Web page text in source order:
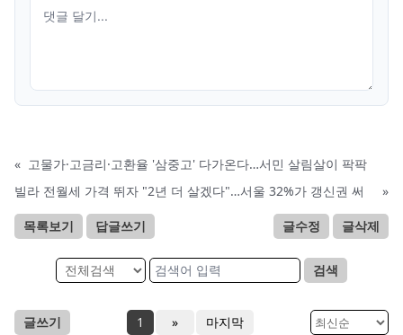
« 고물가·고금리·고환율 '삼중고' 다가온다…서민 살림살이 팍팍
빌라 전월세 가격 뛰자 "2년 더 살겠다"…서울 32%가 갱신권 써
»
목록보기 답글쓰기 글수정 글삭제
검색
글쓰기 1 » 마지막